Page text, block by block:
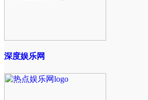
深度娱乐网